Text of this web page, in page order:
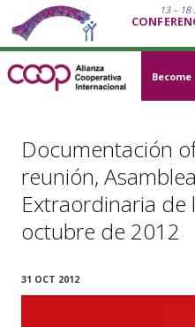
13 –
Documentación
reunión,
Extraordinaria de
octubre de 2012
31 OCT 2012